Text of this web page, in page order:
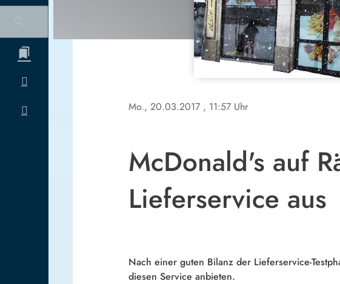
Mo., 20.03.2017 , 11:57 Uhr
McDonald's auf
Lieferservice aus
Nach einer guten Bilanz der Lieferservice-
diesen Service anbieten.